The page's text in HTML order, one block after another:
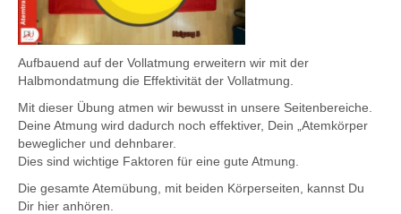
Aufbauend auf der Vollatmung erweitern wir mit der
Halbmondatmung die Effektivität der Vollatmung.
Mit dieser Übung atmen wir bewusst in unsere Seitenbereiche.
Deine Atmung wird dadurch noch effektiver, Dein „Atemkörper
beweglicher und dehnbarer.
Dies sind wichtige Faktoren für eine gute Atmung.
Die gesamte Atemübung, mit beiden Körperseiten, kannst Du
Dir hier anhören.